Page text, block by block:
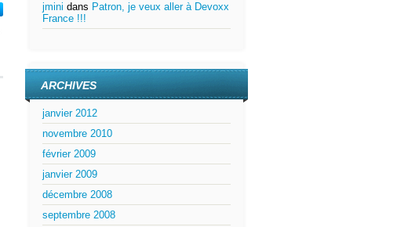
jmini dans Patron, je veux aller à Devoxx
France !!!
ARCHIVES
janvier 2012
novembre 2010
février 2009
janvier 2009
décembre 2008
septembre 2008